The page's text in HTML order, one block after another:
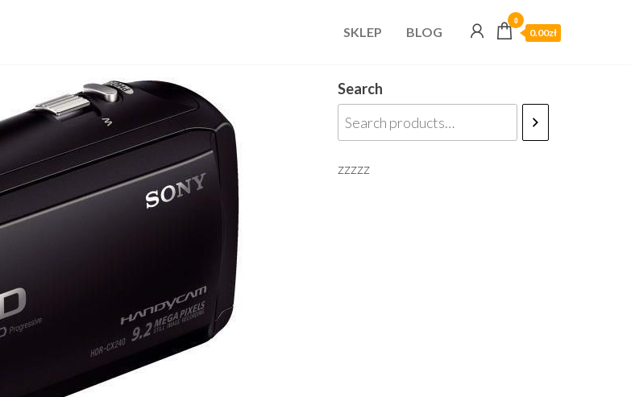
SKLEP BLOG
0
0.00zł
Search
zzzzz